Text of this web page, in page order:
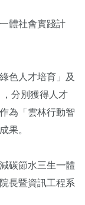
體社會實踐計
色人才培育」及
，分別獲得人才
為「雲林行動智
果。
碳節水三生一體
長暨資訊工程系